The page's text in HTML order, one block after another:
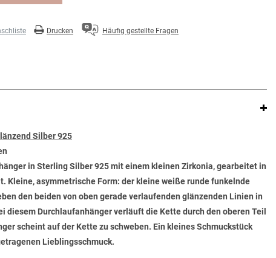
Drucken Häufig gestellte Fragen
Silber 925
in Sterling Silber 925 mit einem kleinen Zirkonia, gearbeitet in
Kleine, asymmetrische Form: der kleine weiße runde funkelnde
den beiden von oben gerade verlaufenden glänzenden Linien in
diesem Durchlaufanhänger verläuft die Kette durch den oberen Teil
scheint auf der Kette zu schweben. Ein kleines Schmuckstück
Lieblingsschmuck.